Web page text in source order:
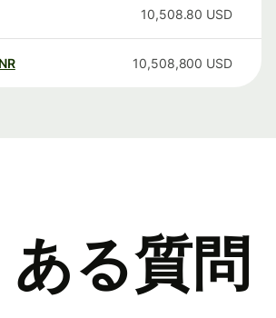
10,508.80 USD
10,508,800 USD
ある質問